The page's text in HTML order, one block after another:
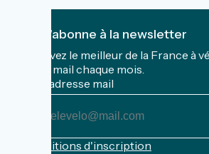
Je m'abonne à la newsletter
Recevez le meilleur de la France à
boîte mail chaque mois.
Mon adresse mail
Mon
adresse
Conditions d'inscription